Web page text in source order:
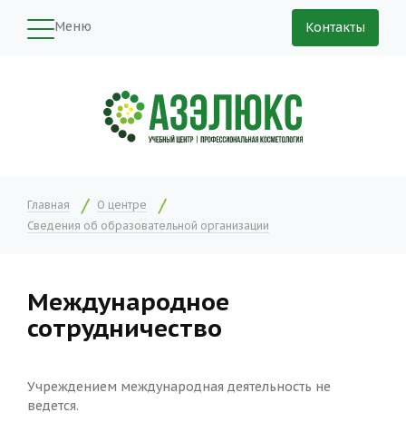
Меню Контакты
Главная
О центре
Сведения об образовательной организации
Международное
сотрудничество
Учреждением международная деятельность не
ведется.